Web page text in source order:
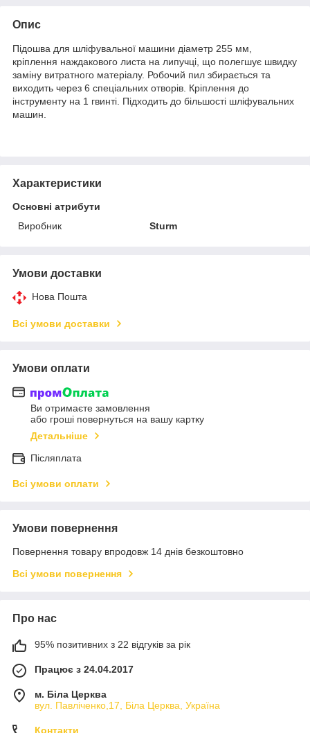
Опис
Підошва для шліфувальної машини діаметр 255 мм,
кріплення наждакового листа на липучці, що полегшує швидку
заміну витратного матеріалу. Робочий пил збирається та
виходить через 6 спеціальних отворів. Кріплення до
інструменту на 1 гвинті. Підходить до більшості шліфувальних
машин.
Характеристики
Основні атрибути
Виробник
Sturm
Умови доставки
Нова Пошта
Всі умови доставки
Умови оплати
Ви отримаєте замовлення
або гроші повернуться на вашу картку
Детальніше
Післяплата
Всі умови оплати
Умови повернення
Повернення товару впродовж 14 днів безкоштовно
Всі умови повернення
Про нас
95% позитивних з 22 відгуків за рік
Працює з 24.04.2017
м. Біла Церква
вул. Павліченко,17, Біла Церква, Україна
Контакти